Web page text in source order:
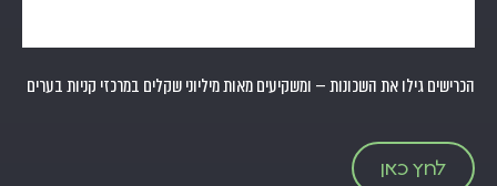
הכרישים גילו את השכונות — ומשקיעים מאות מיליוני שקלים במרכזי קניות בערים
לחץ כאן